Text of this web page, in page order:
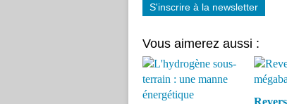
S'inscrire à la newsletter
Vous aimerez aussi :